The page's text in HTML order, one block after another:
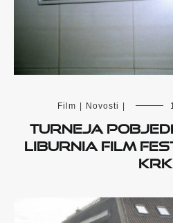
Film Novosti
Turneja
Liburnia Film
Krk